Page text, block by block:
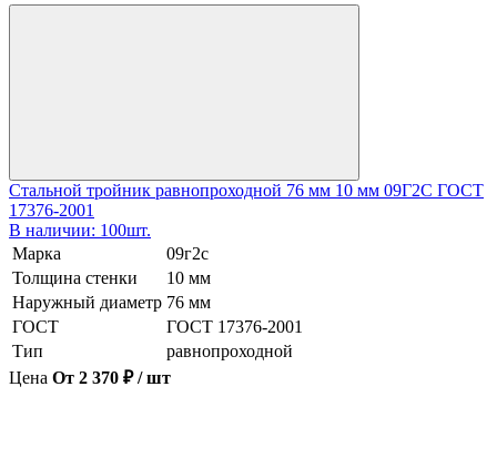
Стальной тройник равнопроходной 76 мм 10 мм 09Г2С ГОСТ
17376-2001
В наличии: 100шт.
Марка
09г2с
Толщина стенки
10 мм
Наружный диаметр 76 мм
ГОСТ
ГОСТ 17376-2001
Тип
равнопроходной
Цена От 2 370 ₽ / шт